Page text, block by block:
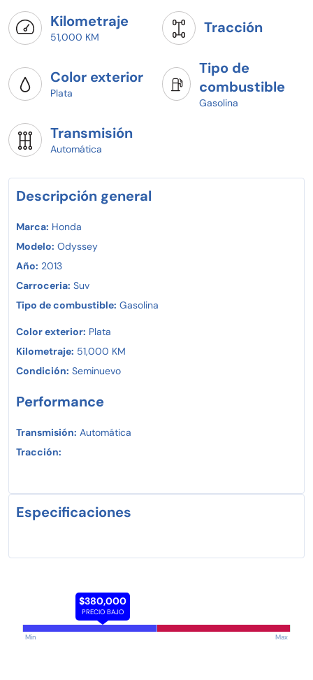
Kilometraje
51,000 KM
Tracción
Color exterior
Plata
Tipo de
combustible
Gasolina
Transmisión
Automática
Descripción general
Marca: Honda
Modelo: Odyssey
Año: 2013
Carroceria: Suv
Tipo de combustible: Gasolina
Color exterior: Plata
Kilometraje: 51,000 KM
Condición: Seminuevo
Performance
Transmisión: Automática
Tracción:
Especificaciones
$380,000
PRECIO BAJO
Min Max